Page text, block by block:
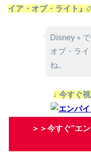
イア・オブ・ライト』
Disney＋
オブ・ラ
ね。
↓ 今すぐ
＞＞今すぐ”エ